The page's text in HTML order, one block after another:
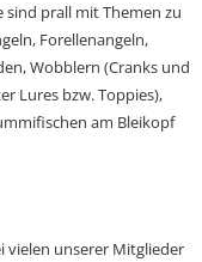
sind prall mit Themen zu
Forellenangeln,
Wobblern (Cranks und
Lures bzw. Toppies),
am Bleikopf
vielen unserer Mitglieder